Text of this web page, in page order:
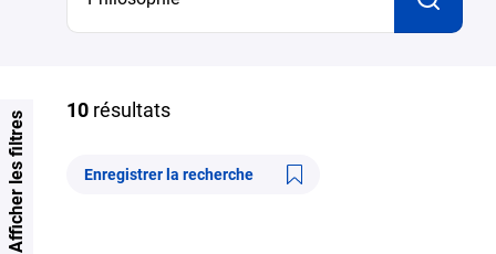
10 résultats
Enregistrer la recherche
Afficher les filtres